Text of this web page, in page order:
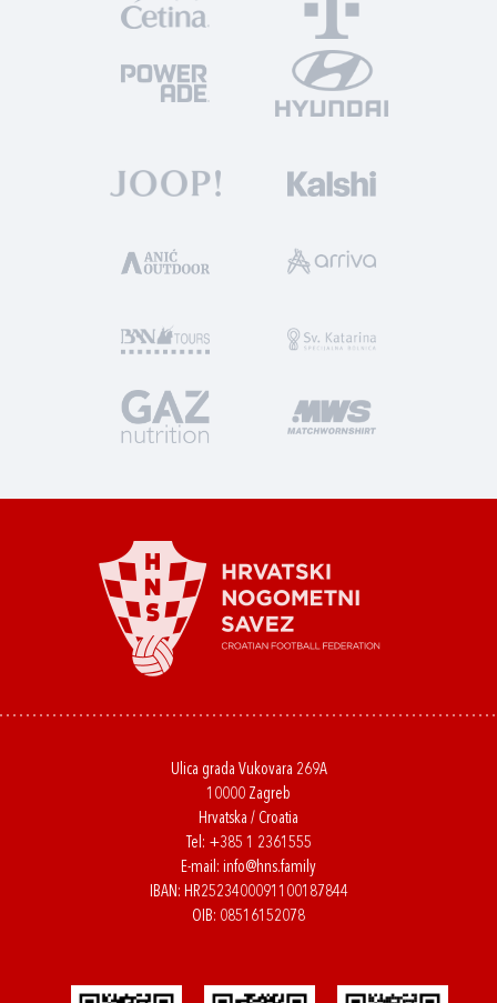
Ulica grada Vukovara 269A
10000 Zagreb
Hrvatska / Croatia
Tel: +385 1 2361555
E-mail: info@hns.family
IBAN: HR2523400091100187844
OIB: 08516152078